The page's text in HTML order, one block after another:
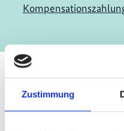
Zustimmung
Kontakt